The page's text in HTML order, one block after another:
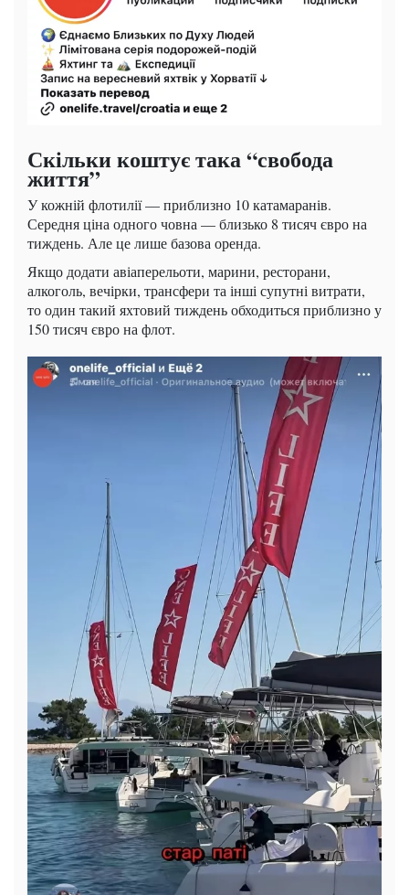
Скільки коштує така “свобода
життя”
У кожній флотилії — приблизно 10 катамаранів.
Середня ціна одного човна — близько 8 тисяч євро на
тиждень. Але це лише базова оренда.
Якщо додати авіаперельоти, марини, ресторани,
алкоголь, вечірки, трансфери та інші супутні витрати,
то один такий яхтовий тиждень обходиться приблизно у
150 тисяч євро на флот.